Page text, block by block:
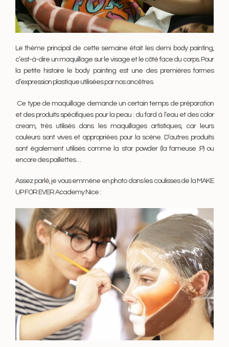
Le thème principal de cette semaine était les demi body painting,
c’est-à-dire un maquillage sur le visage et le côté face du corps. Pour
la petite histoire le body painting est une des premières formes
d’expression plastique utilisées par nos ancêtres.
Ce type de maquillage demande un certain temps de préparation
et des produits spécifiques pour la peau : du fard à l’eau et des color
cream, très utilisés dans les maquillages artistiques, car leurs
couleurs sont vives et appropriées pour la scène. D’autres produits
sont également utilisés comme la star powder (la fameuse :P) ou
encore des paillettes…
Assez parlé, je vous emmène en photo dans les coulisses de la MAKE
UP FOR EVER Academy Nice :